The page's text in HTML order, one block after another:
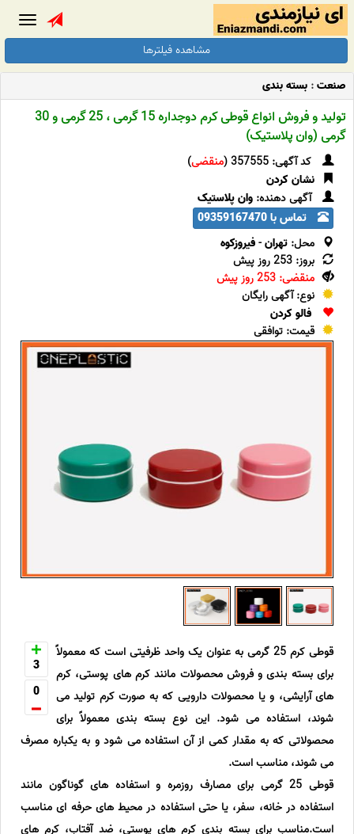
مشاهده فیلترها
صنعت: بسته بندی
تولید و فروش انواع قوطی کرم دوجداره 15 گرمی ، 25 گرمی و 30
گرمی (وان پلاستیک)
کد آگهی: 357555 ( منقضی)
نشان کردن
آگهی دهنده: وان پلاستیک
تماس با 09359167470
محل: تهران-فیروزکوه
بروز: 253 روز پیش
منقضی: 253 روز پیش
نوع: آگهی رایگان
فالو کردن
قیمت: توافقی
3
0
قوطی کرم 25 گرمی به عنوان یک واحد ظرفیتی است که معمولاً
برای بسته بندی و فروش محصولات مانند کرم های پوستی، کرم
های آرایشی، و یا محصولات دارویی که به صورت کرم تولید می
شوند، استفاده می شود. این نوع بسته بندی معمولاً برای
محصولاتی که به مقدار کمی از آن استفاده می شود و به یکباره مصرف
می شوند، مناسب است.
قوطی 25 گرمی برای مصارف روزمره و استفاده های گوناگون مانند
استفاده در خانه، سفر، یا حتی استفاده در محیط های حرفه ای مناسب
است.مناسب برای بسته بندی کرم های پوستی، ضد آفتاب، کرم های